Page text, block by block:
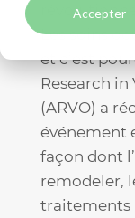
Accepter
Les soins
et c’est
Research
(ARVO) a
événement
façon dont
remodeler,
traitements